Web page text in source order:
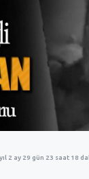
2 ay 29 gün 23 saat 18